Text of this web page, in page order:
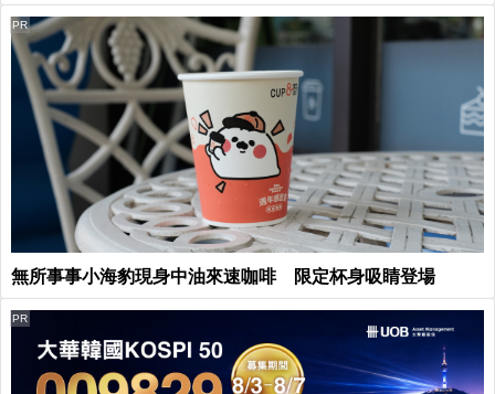
無所事事小海豹現身中油來速咖啡 限定杯身吸睛登場
PR
PR